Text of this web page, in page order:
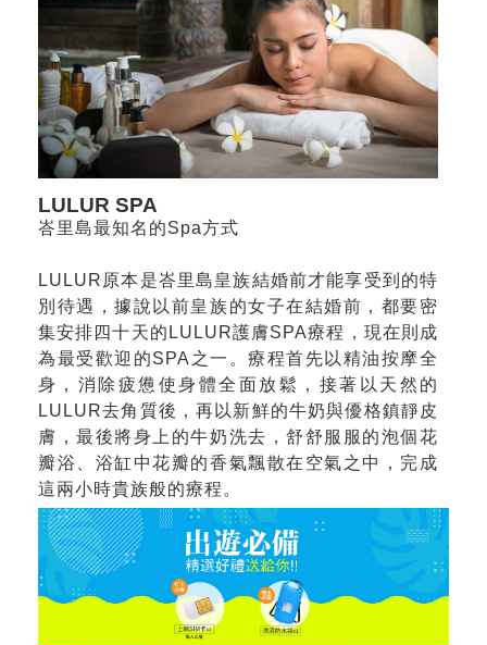
LULUR SPA
峇里島最知名的Spa方式
LULUR原本是峇里島皇族結婚前才能享受到的特
別待遇，據說以前皇族的女子在結婚前，都要密
集安排四十天的LULUR護膚SPA療程，現在則成
為最受歡迎的SPA之一。療程首先以精油按摩全
身，消除疲憊使身體全面放鬆，接著以天然的
LULUR去角質後，再以新鮮的牛奶與優格鎮靜皮
膚，最後將身上的牛奶洗去，舒舒服服的泡個花
瓣浴、浴缸中花瓣的香氣飄散在空氣之中，完成
這兩小時貴族般的療程。